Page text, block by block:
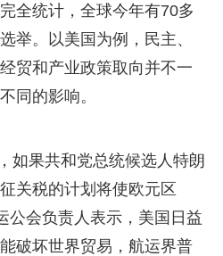
全统计，全球今年有70多
举。以美国为例，民主、
贸和产业政策取向并不一
同的影响。
如果共和党总统候选人特朗
关税的计划将使欧元区
公会负责人表示，美国日益
破坏世界贸易，航运界普